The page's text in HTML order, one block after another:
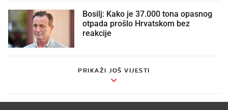
Bosilj: Kako je 37.000 tona opasnog
otpada prošlo Hrvatskom bez
reakcije
PRIKAŽI JOŠ VIJESTI